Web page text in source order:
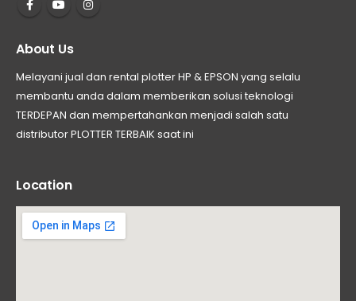
About Us
Melayani jual dan rental plotter HP & EPSON yang selalu
membantu anda dalam memberikan solusi teknologi
TERDEPAN dan mempertahankan menjadi salah satu
distributor PLOTTER TERBAIK saat ini
Location